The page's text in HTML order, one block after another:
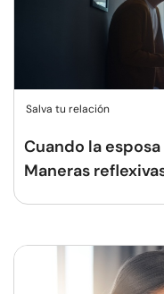
Salva tu relación
Cuando la
Maneras